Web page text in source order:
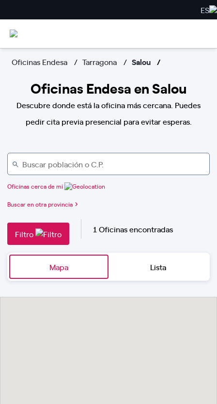
ES
Oficinas Endesa Tarragona Salou
Oficinas Endesa en Salou
Descubre donde está la oficina más cercana. Puedes
pedir cita previa presencial para evitar esperas.
Oficinas cerca de mi
Buscar en otra provincia
Filtro 1 Oficinas encontradas
Mapa Lista